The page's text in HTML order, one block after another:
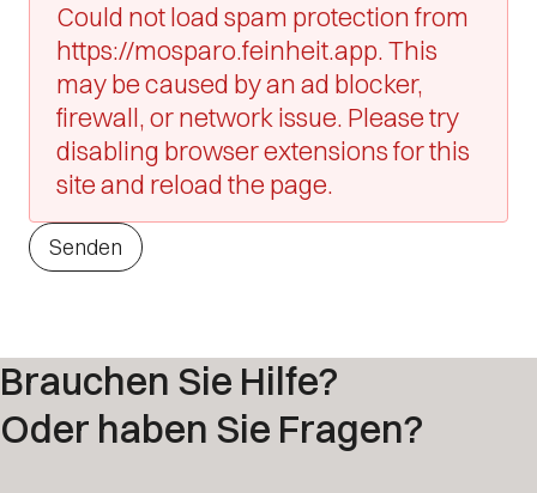
Could not load spam protection from
https://mosparo.feinheit.app. This
may be caused by an ad blocker,
firewall, or network issue. Please try
disabling browser extensions for this
site and reload the page.
Senden
Brauchen Sie Hilfe?
Oder haben Sie Fragen?